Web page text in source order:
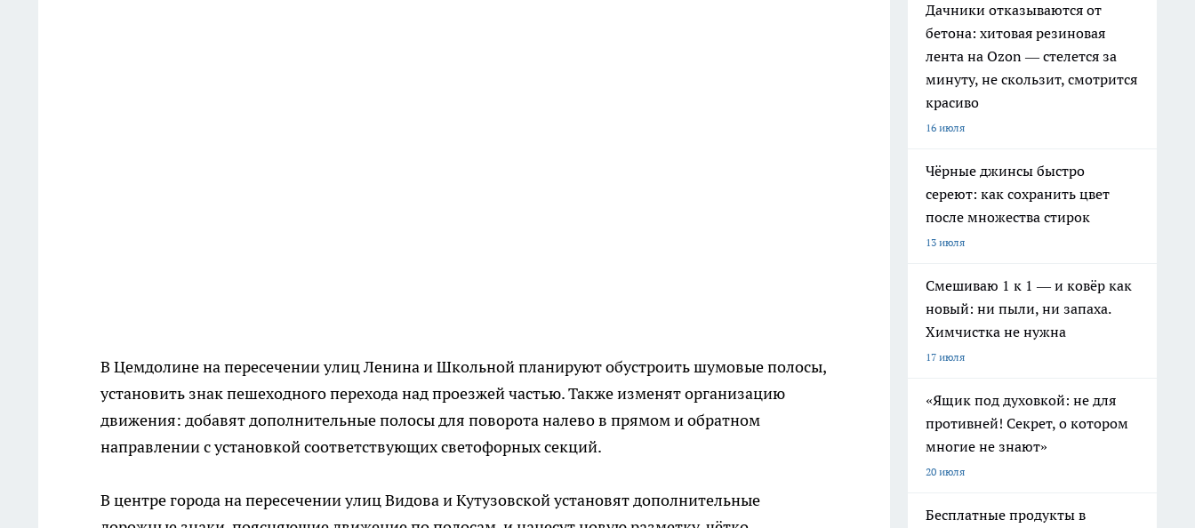
В Цемдолине на пересечении улиц Ленина и Школьной планируют обустроить шумовые полосы,
установить знак пешеходного перехода над проезжей частью. Также изменят организацию
движения: добавят дополнительные полосы для поворота налево в прямом и обратном
направлении с установкой соответствующих светофорных секций.
В центре города на пересечении улиц Видова и Кутузовской установят дополнительные
Дачники отказываются от
бетона: хитовая резиновая
лента на Ozon — стелется за
минуту, не скользит, смотрится
красиво
16 июля
Чёрные джинсы быстро
сереют: как сохранить цвет
после множества стирок
13 июля
Смешиваю 1 к 1 — и ковёр как
новый: ни пыли, ни запаха.
Химчистка не нужна
17 июля
«Ящик под духовкой: не для
противней! Секрет, о котором
многие не знают»
20 июля
Бесплатные продукты в